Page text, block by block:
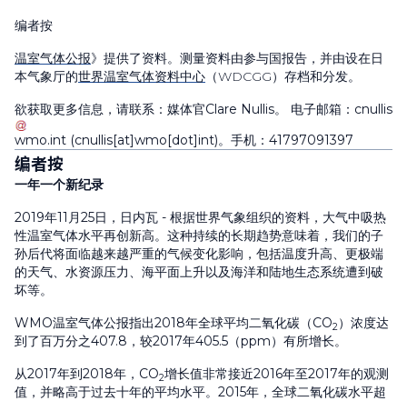
编者按
温室气体公报》提供了资料。测量资料由参与国报告，并由设在日
本气象厅的世界温室气体资料中心 （WDCGG）存档和分发。
欲获取更多信息，请联系：媒体官Clare Nullis。 电子邮箱： cnullis
wmo.int (cnullis[at]wmo[dot]int)。手机：41797091397
编者按
一年一个新纪录
2019年11月25日，日内瓦 - 根据世界气象组织的资料，大气中吸热
性温室气体水平再创新高。这种持续的长期趋势意味着，我们的子
孙后代将面临越来越严重的气候变化影响，包括温度升高、更极端
的天气、水资源压力、海平面上升以及海洋和陆地生态系统遭到破
坏等。
WMO温室气体公报指出2018年全球平均二氧化碳（CO2）浓度达
到了百万分之407.8，较2017年405.5（ppm）有所增长。
从2017年到2018年，CO2增长值非常接近2016年至2017年的观测
值，并略高于过去十年的平均水平。2015年，全球二氧化碳水平超